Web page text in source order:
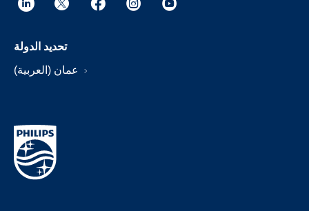
تحديد الدولة